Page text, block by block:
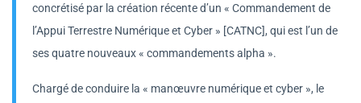
concrétisé par la création récente d’un « Commandement de
l’Appui Terrestre Numérique et Cyber » [CATNC], qui est l’un de
ses quatre nouveaux « commandements alpha ».
Chargé de conduire la « manœuvre numérique et cyber », le